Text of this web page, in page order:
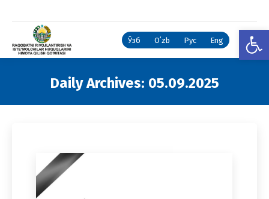
Ўзб Oʻzb Рус Eng
Daily Archives: 05.09.2025